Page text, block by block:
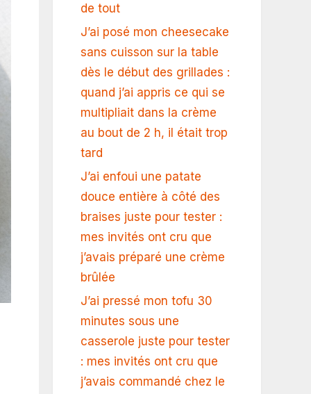
de tout
J’ai posé mon cheesecake
sans cuisson sur la table
dès le début des grillades :
quand j’ai appris ce qui se
multipliait dans la crème
au bout de 2 h, il était trop
tard
J’ai enfoui une patate
douce entière à côté des
braises juste pour tester :
mes invités ont cru que
j’avais préparé une crème
brûlée
J’ai pressé mon tofu 30
minutes sous une
casserole juste pour tester
: mes invités ont cru que
j’avais commandé chez le